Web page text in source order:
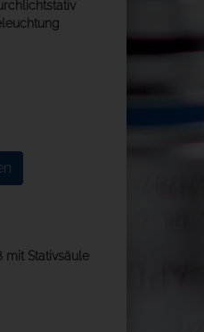
mit Stativsäule